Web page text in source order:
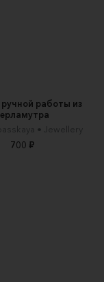
работы из
• Jewellery
700 ₽